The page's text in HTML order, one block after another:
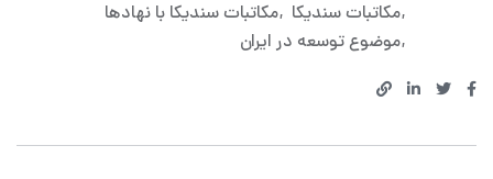
مکاتبات سندیکا مکاتبات سندیکا با نهادها
موضوع توسعه در ایران